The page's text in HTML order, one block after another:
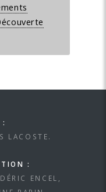
:
LACOSTE.
:
ENCEL,